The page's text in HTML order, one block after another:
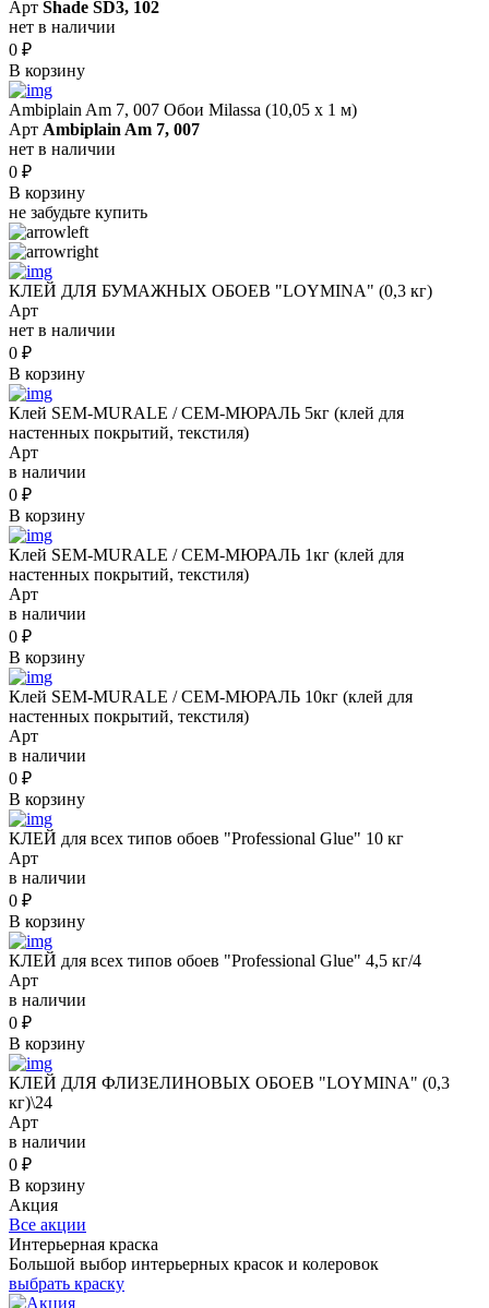
Арт Shade SD3, 102
нет в наличии
0 ₽
В корзину
Ambiplain Am 7, 007 Обои Milassa (10,05 х 1 м)
Арт Ambiplain Am 7, 007
нет в наличии
0 ₽
В корзину
не забудьте купить
КЛЕЙ ДЛЯ БУМАЖНЫХ ОБОЕВ "LOYMINA" (0,3 кг)
Арт
нет в наличии
0 ₽
В корзину
Клей SEM-MURALE / СЕМ-МЮРАЛЬ 5кг (клей для
настенных покрытий, текстиля)
Арт
в наличии
0 ₽
В корзину
Клей SEM-MURALE / СЕМ-МЮРАЛЬ 1кг (клей для
настенных покрытий, текстиля)
Арт
в наличии
0 ₽
В корзину
Клей SEM-MURALE / СЕМ-МЮРАЛЬ 10кг (клей для
настенных покрытий, текстиля)
Арт
в наличии
0 ₽
В корзину
КЛЕЙ для всех типов обоев "Professional Glue" 10 кг
Арт
в наличии
0 ₽
В корзину
КЛЕЙ для всех типов обоев "Professional Glue" 4,5 кг/4
Арт
в наличии
0 ₽
В корзину
КЛЕЙ ДЛЯ ФЛИЗЕЛИНОВЫХ ОБОЕВ "LOYMINA" (0,3
кг)\24
Арт
в наличии
0 ₽
В корзину
Акция
Все акции
Интерьерная краска
Большой выбор интерьерных красок и колеровок
выбрать краску